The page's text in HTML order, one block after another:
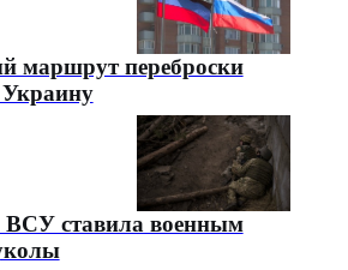
маршрут переброски
ВСУ ставила военным